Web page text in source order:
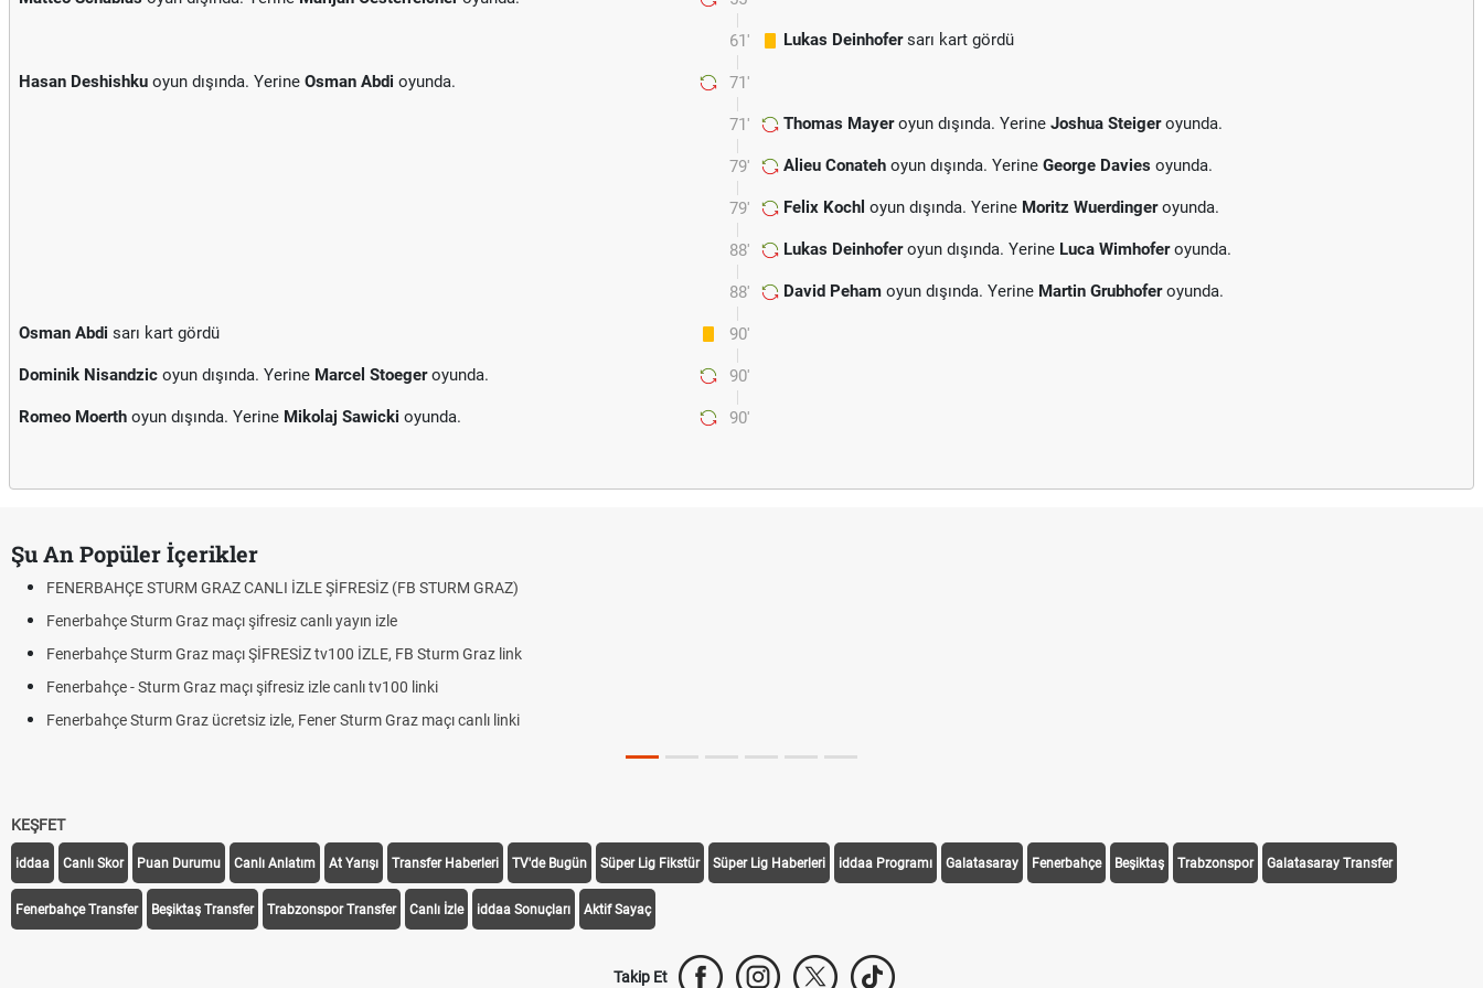
61' Lukas Deinhofersarı kart gördü
71'
Hasan Deshishku oyun dışında. Yerine Osman Abdi oyunda.
71' Thomas Mayeroyun dışında. Yerine Joshua Steigeroyunda.
79' Alieu Conateh oyun dışında. Yerine George Davies oyunda.
79' Felix Kochl oyun dışında. Yerine Moritz Wuerdingeroyunda.
88' Lukas Deinhoferoyun dışında. Yerine Luca Wimhoferoyunda.
88' David Peham oyun dışında. Yerine Martin Grubhoferoyunda.
90'
Osman Abdi sarı kart gördü
90'
Dominik Nisandzic oyun dışında. Yerine Marcel Stoegeroyunda.
90'
Romeo Moerth oyun dışında. Yerine Mikolaj Sawicki oyunda.
Şu An Popüler İçerikler
FENERBAHÇE STURM GRAZ CANLI İZLE ŞİFRESİZ (FB STURM GRAZ)
Fenerbahçe Sturm Graz maçı şifresiz canlı yayın izle
Fenerbahçe Sturm Graz maçı ŞİFRESİZ tv100 İZLE, FB Sturm Graz link
Fenerbahçe - Sturm Graz maçı şifresiz izle canlı tv100 linki
Fenerbahçe Sturm Graz ücretsiz izle, Fener Sturm Graz maçı canlı linki
KEŞFET
iddaa Canlı Skor Puan Durumu Canlı Anlatım At Yarışı Transfer Haberleri TV'de Bugün Süper Lig Fikstür Süper Lig Haberleri iddaa Programı Galatasaray Fenerbahçe Beşiktaş Trabzonspor Galatasaray Transfer
Fenerbahçe Transfer Beşiktaş Transfer Trabzonspor Transfer Canlı İzle iddaa Sonuçları Aktif Sayaç
Takip Et